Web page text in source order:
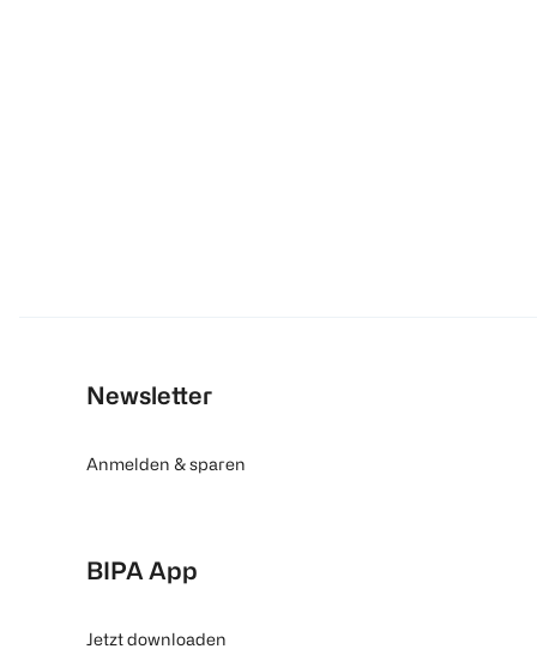
Newsletter
Anmelden & sparen
BIPA App
Jetzt downloaden